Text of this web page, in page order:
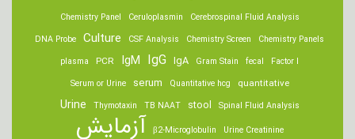
Cerebrospinal Fluid Analysis
Ceruloplasmin
Chemistry Panel
Chemistry Panels
Chemistry Screen
CSF Analysis
Culture
DNA Probe
Factor I
fecal
Gram Stain
IgA
IgG
IgM
PCR
plasma
quantitative
Quantitative hcg
serum
Serum or Urine
Spinal Fluid Analysis
stool
TB NAAT
Thymotaxin
Urine
Urine Creatinine
β2-Microglobulin آزمایش